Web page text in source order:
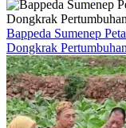
Bappeda Sumenep
Dongkrak